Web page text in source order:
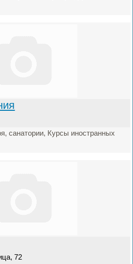
санатории, Курсы иностранных
72